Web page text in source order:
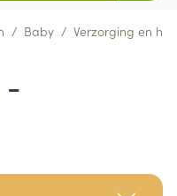
/ Baby / Verzorging en
-